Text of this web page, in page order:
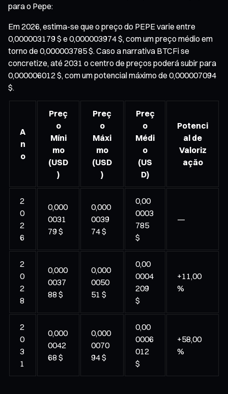
para o Pepe:
Em 2026, estima-se que o preço do PEPE varie entre
0,000003179 $ e 0,000003974 $, com um preço médio em
torno de 0,000003785 $. Caso a narrativa BTCFi se
concretize, até 2031 o centro de preços poderá subir para
0,000006012 $, com um potencial máximo de 0,000007094
$.
A
n
o
Preç
o
Míni
mo
(USD
)
Preç
o
Máxi
mo
(USD
)
Preç
o
Médi
o
(US
D)
Potenci
al de
Valoriz
ação
2
0
2
6
0,000
0031
79 $
0,000
0039
74 $
0,00
0003
785
$
—
2
0
2
8
0,000
0037
88 $
0,000
0050
51 $
0,00
0004
209
$
+11,00
%
2
0
3
1
0,000
0042
68 $
0,000
0070
94 $
0,00
0006
012
$
+58,00
%